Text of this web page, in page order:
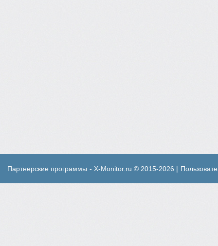
Партнерские программы - X-Monitor.ru © 2015-2026 |